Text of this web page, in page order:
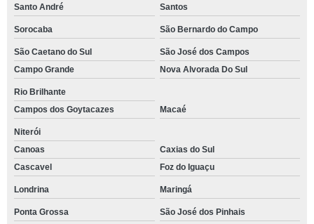
Santo André Santos
Sorocaba São Bernardo do Campo
São Caetano do Sul
São José dos Campos
Campo Grande
Nova Alvorada Do Sul
Rio Brilhante
Campos dos Goytacazes
Macaé
Niterói
Canoas
Caxias do Sul
Cascavel
Foz do Iguaçu
Londrina Maringá
Ponta Grossa
São José dos Pinhais